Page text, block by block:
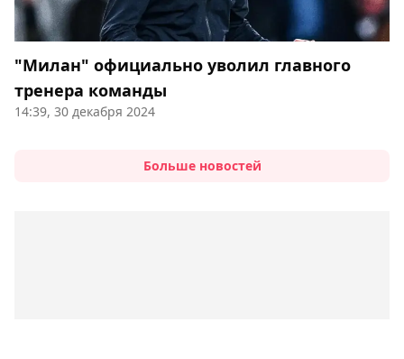
"Милан" официально уволил главного
тренера команды
14:39, 30 декабря 2024
Больше новостей